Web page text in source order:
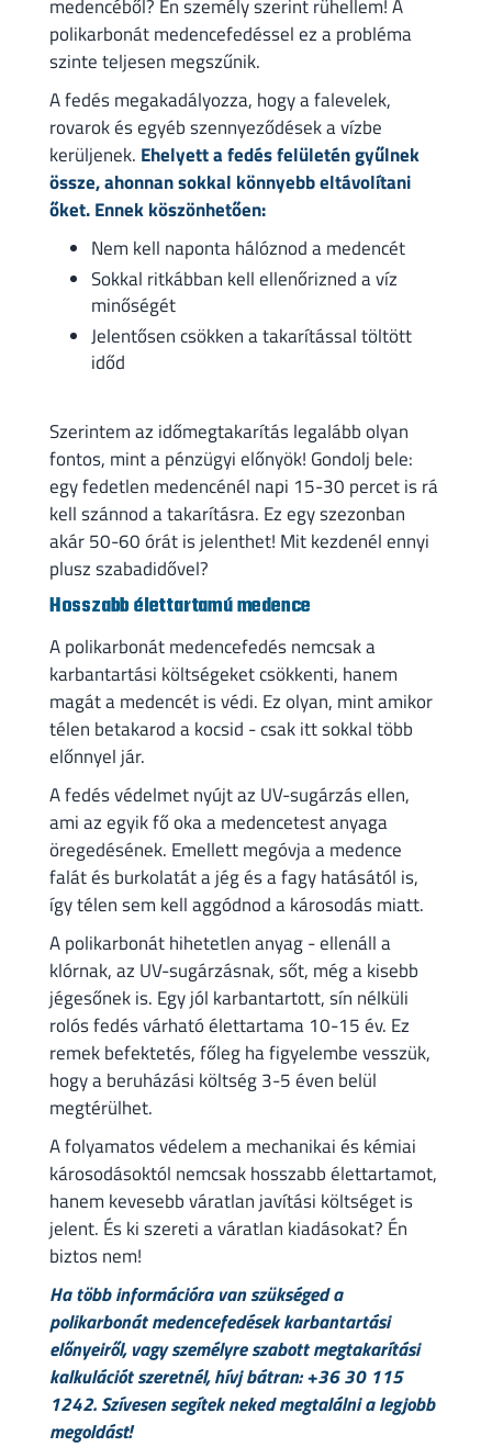
medencéből? Én személy szerint rühellem! A
polikarbonát medencefedéssel ez a probléma
szinte teljesen megszűnik.
A fedés megakadályozza, hogy a falevelek,
rovarok és egyéb szennyeződések a vízbe
kerüljenek. Ehelyett a fedés felületén gyűlnek
össze, ahonnan sokkal könnyebb eltávolítani
őket. Ennek köszönhetően:
Nem kell naponta hálóznod a medencét
Sokkal ritkábban kell ellenőrizned a víz
minőségét
Jelentősen csökken a takarítással töltött
időd
Szerintem az időmegtakarítás legalább olyan
fontos, mint a pénzügyi előnyök! Gondolj bele:
egy fedetlen medencénél napi 15-30 percet is rá
kell szánnod a takarításra. Ez egy szezonban
akár 50-60 órát is jelenthet! Mit kezdenél ennyi
plusz szabadidővel?
Hosszabb élettartamú medence
A polikarbonát medencefedés nemcsak a
karbantartási költségeket csökkenti, hanem
magát a medencét is védi. Ez olyan, mint amikor
télen betakarod a kocsid - csak itt sokkal több
előnnyel jár.
A fedés védelmet nyújt az UV-sugárzás ellen,
ami az egyik fő oka a medencetest anyaga
öregedésének. Emellett megóvja a medence
falát és burkolatát a jég és a fagy hatásától is,
így télen sem kell aggódnod a károsodás miatt.
A polikarbonát hihetetlen anyag - ellenáll a
klórnak, az UV-sugárzásnak, sőt, még a kisebb
jégesőnek is. Egy jól karbantartott, sín nélküli
rolós fedés várható élettartama 10-15 év. Ez
remek befektetés, főleg ha figyelembe vesszük,
hogy a beruházási költség 3-5 éven belül
megtérülhet.
A folyamatos védelem a mechanikai és kémiai
károsodásoktól nemcsak hosszabb élettartamot,
hanem kevesebb váratlan javítási költséget is
jelent. És ki szereti a váratlan kiadásokat? Én
biztos nem!
Ha több információra van szükséged a
polikarbonát medencefedések karbantartási
előnyeiről, vagy személyre szabott megtakarítási
kalkulációt szeretnél, hívj bátran: +36 30 115
1242. Szívesen segítek neked megtalálni a legjobb
megoldást!